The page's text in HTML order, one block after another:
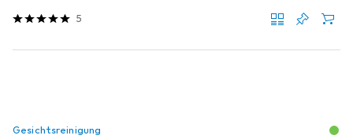
5
Gesichtsreinigung